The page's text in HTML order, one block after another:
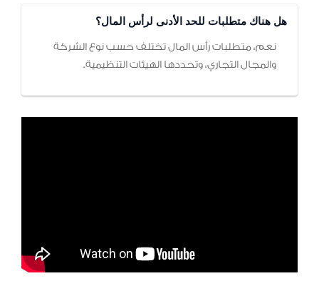
هل هناك متطلبات للحد الأدنى لرأس المال؟
نعم، متطلبات رأس المال تختلف حسب نوع الشركة
والمجال التجاري، وتحددها الهيئات التنظيمية.